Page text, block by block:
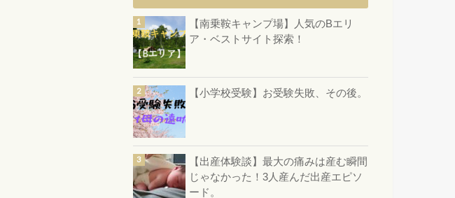
【南乗鞍キャンプ場】人気のBエリ
ア・ベストサイト探索！
【小学校受験】お受験失敗、その後。
【出産体験談】最大の痛みは産む瞬間
じゃなかった！3人産んだ出産エピソ
ード。